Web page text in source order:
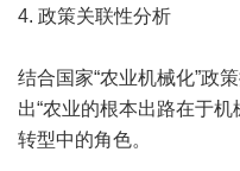
4. 政策关联性分析
结合国家“农业机械化”政
出“农业的根本出路在于
转型中的角色。